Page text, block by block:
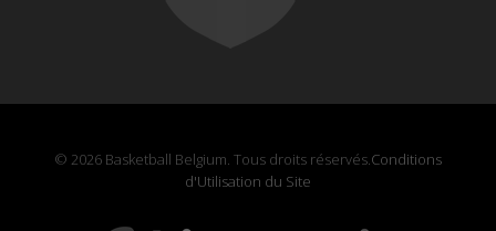
© 2026 Basketball Belgium. Tous droits réservés.Conditions
d'Utilisation du Site